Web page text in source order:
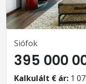
Siófok
395 000
Kalkulált € ár: 1